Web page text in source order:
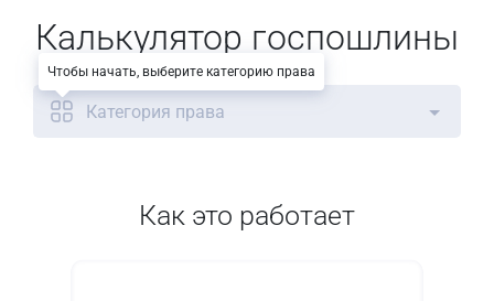
Калькулятор госпошлины
Категория права
Как это работает
Чтобы начать, выберите категорию права